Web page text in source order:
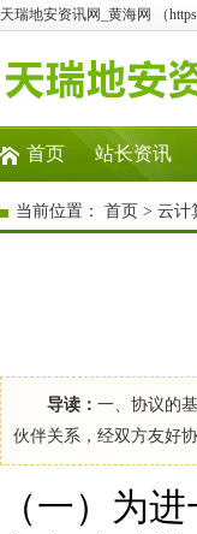
天瑞地安资讯网_黄海网 （
首页 站长资讯
当前位置： 首页 > 云计
导读： 一、协议的
伙伴关系，经双方友好
（一）为